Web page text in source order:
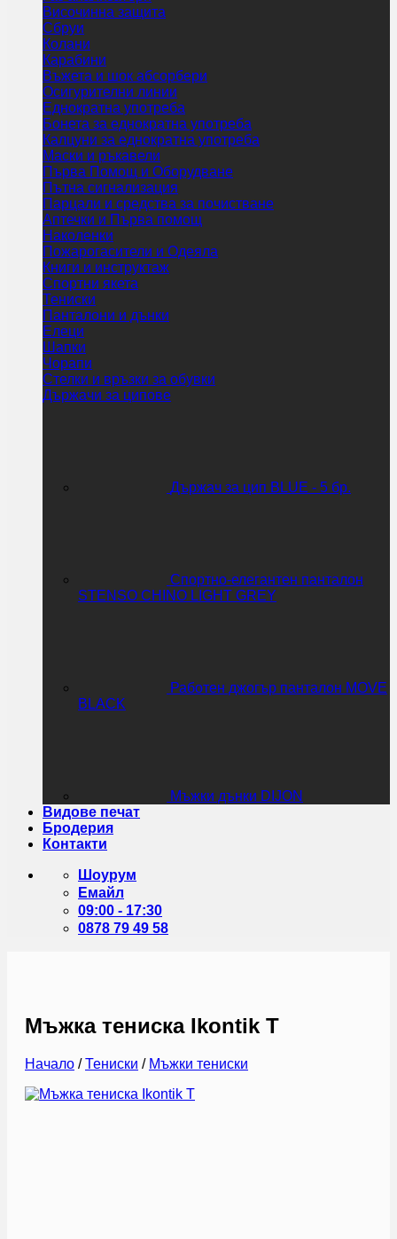
Височинна защита
Сбруи
Колани
Карабини
Въжета и шок абсорбери
Осигурителни линии
Еднократна употреба
Бонета за еднократна употреба
Калцуни за еднократна употреба
Маски и ръкавели
Първа Помощ и Оборудване
Пътна сигнализация
Парцали и средства за почистване
Аптечки и Първа помощ
Наколенки
Пожарогасители и Одеяла
Книги и инструктаж
Спортни якета
Тениски
Панталони и дънки
Елеци
Шапки
Чорапи
Стелки и връзки за обувки
Държачи за ципове
Държач за цип BLUE - 5 бр.
Спортно-елегантен панталон
STENSO CHINO LIGHT GREY
Работен джогър панталон MOVE
BLACK
Мъжки дънки DIJON
Видове печат
Бродерия
Контакти
Шоурум
Емайл
09:00 - 17:30
0878 79 49 58
Мъжка тениска Ikontik T
Начало / Тениски / Мъжки тениски